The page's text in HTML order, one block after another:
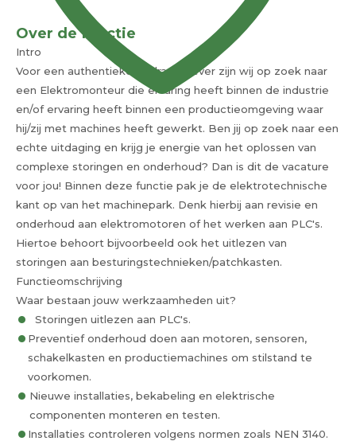
Over de functie
Intro
Voor een authentieke opdrachtgever zijn wij op zoek naar
een Elektromonteur die ervaring heeft binnen de industrie
en/of ervaring heeft binnen een productieomgeving waar
hij/zij met machines heeft gewerkt. Ben jij op zoek naar een
echte uitdaging en krijg je energie van het oplossen van
complexe storingen en onderhoud? Dan is dit de vacature
voor jou! Binnen deze functie pak je de elektrotechnische
kant op van het machinepark. Denk hierbij aan revisie en
onderhoud aan elektromotoren of het werken aan PLC's.
Hiertoe behoort bijvoorbeeld ook het uitlezen van
storingen aan besturingstechnieken/patchkasten.
Functieomschrijving
Waar bestaan jouw werkzaamheden uit?
Storingen uitlezen aan PLC's.
Preventief onderhoud doen aan motoren, sensoren,
schakelkasten en productiemachines om stilstand te
voorkomen.
Nieuwe installaties, bekabeling en elektrische
componenten monteren en testen.
Installaties controleren volgens normen zoals NEN 3140.